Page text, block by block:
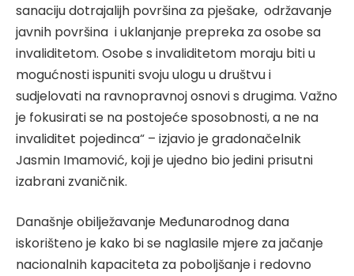
sanaciju dotrajalijh površina za pješake, održavanje
javnih površina i uklanjanje prepreka za osobe sa
invaliditetom. Osobe s invaliditetom moraju biti u
mogućnosti ispuniti svoju ulogu u društvu i
sudjelovati na ravnopravnoj osnovi s drugima. Važno
je fokusirati se na postojeće sposobnosti, a ne na
invaliditet pojedinca“ – izjavio je gradonačelnik
Jasmin Imamović, koji je ujedno bio jedini prisutni
izabrani zvaničnik.
Današnje obilježavanje Međunarodnog dana
iskorišteno je kako bi se naglasile mjere za jačanje
nacionalnih kapaciteta za poboljšanje i redovno